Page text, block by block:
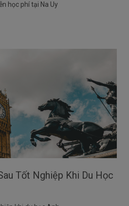
học phí tại Na Uy
Tốt Nghiệp Khi Du Học